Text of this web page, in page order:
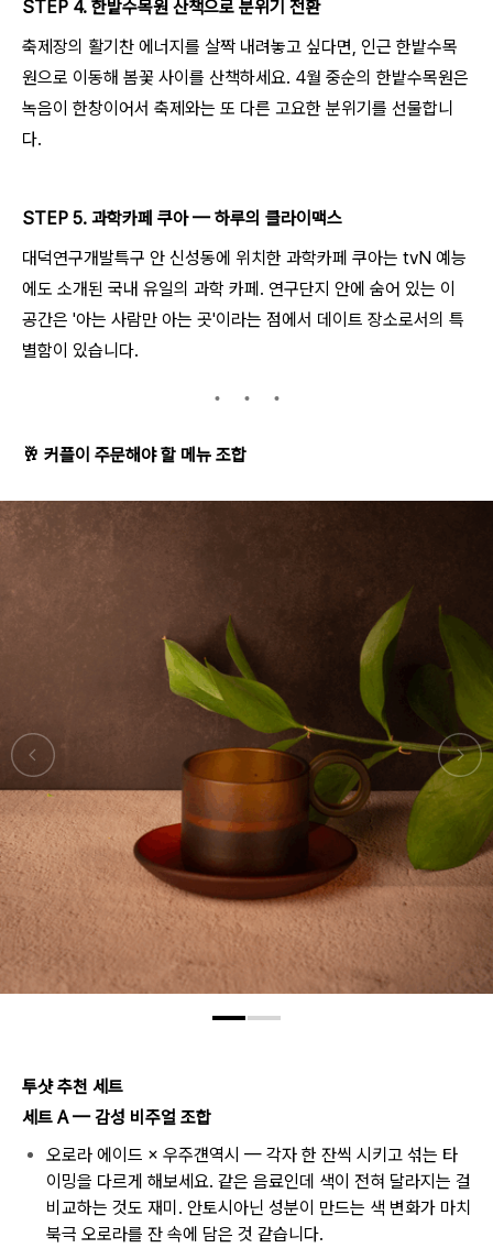
STEP 4. 한밭수목원 산책으로 분위기 전환
축제장의 활기찬 에너지를 살짝 내려놓고 싶다면, 인근 한밭수목
원으로 이동해 봄꽃 사이를 산책하세요. 4월 중순의 한밭수목원은
녹음이 한창이어서 축제와는 또 다른 고요한 분위기를 선물합니
다.
STEP 5. 과학카페 쿠아 — 하루의 클라이맥스
대덕연구개발특구 안 신성동에 위치한 과학카페 쿠아는 tvN 예능
에도 소개된 국내 유일의 과학 카페. 연구단지 안에 숨어 있는 이
공간은 '아는 사람만 아는 곳'이라는 점에서 데이트 장소로서의 특
별함이 있습니다.
🥂 커플이 주문해야 할 메뉴 조합
투샷 추천 세트
세트 A — 감성 비주얼 조합
오로라 에이드 × 우주걘역시 — 각자 한 잔씩 시키고 섞는 타
이밍을 다르게 해보세요. 같은 음료인데 색이 전혀 달라지는 걸
비교하는 것도 재미. 안토시아닌 성분이 만드는 색 변화가 마치
북극 오로라를 잔 속에 담은 것 같습니다.